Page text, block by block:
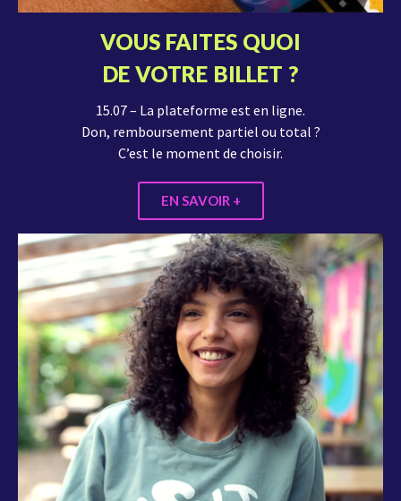
VOUS FAITES QUOI
DE VOTRE BILLET ?
15.07 – La plateforme est en ligne.
Don, remboursement partiel ou total ?
C’est le moment de choisir.
EN SAVOIR +